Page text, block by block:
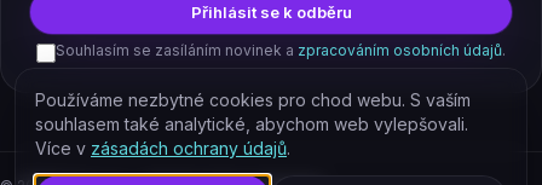
Přihlásit se k odběru
Souhlasím se zasíláním novinek a zpracováním osobních údajů.
Používáme nezbytné cookies pro chod webu. S vaším
souhlasem také analytické, abychom web vylepšovali.
Více v zásadách ochrany údajů.